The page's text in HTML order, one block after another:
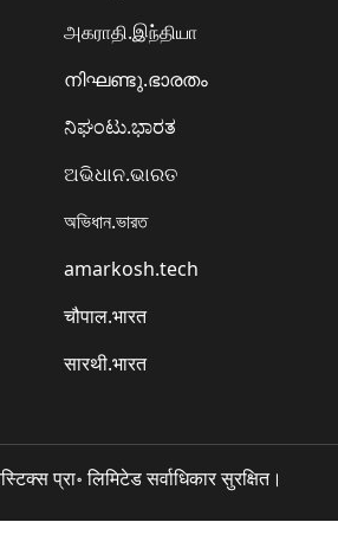
அகராதி.இந்தியா
നിഘണ്ടു.ഭാരതം
ನಿಘಂಟು.ಭಾರತ
ଅଭିଧାନ.ଭାରତ
অভিধান.ভারত
amarkosh.tech
चौपाल.भारत
सारथी.भारत
प्रा॰ लिमिटेड सर्वाधिकार सुरक्षित।